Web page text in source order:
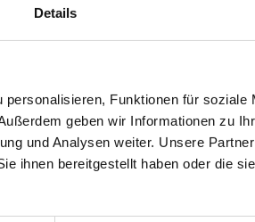
Details
Funktionen für soziale
geben wir Informationen zu
und Analysen weiter. Unsere
ihnen bereitgestellt haben oder die
loadingjobninja.com(see the